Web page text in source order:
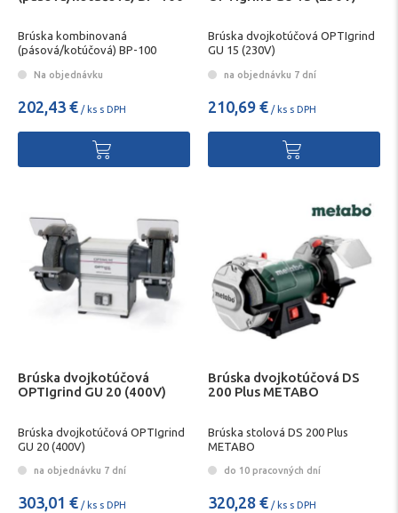
Brúska kombinovaná
(pásová/kotúčová) BP-100
Na objednávku
202,43 € / ks s DPH
Brúska dvojkotúčová OPTIgrind
GU 15 (230V)
na objednávku 7 dní
210,69 € / ks s DPH
Brúska dvojkotúčová
OPTIgrind GU 20 (400V)
Brúska dvojkotúčová OPTIgrind
GU 20 (400V)
na objednávku 7 dní
303,01 € / ks s DPH
Brúska dvojkotúčová DS
200 Plus METABO
Brúska stolová DS 200 Plus
METABO
do 10 pracovných dní
320,28 € / ks s DPH